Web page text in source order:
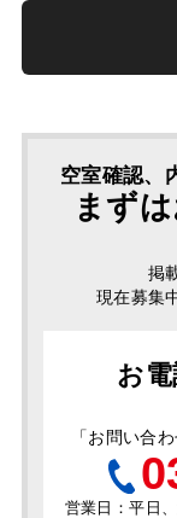
空室確認、
まず
掲
現在募集
お
「お問い合わ
営業日：平日